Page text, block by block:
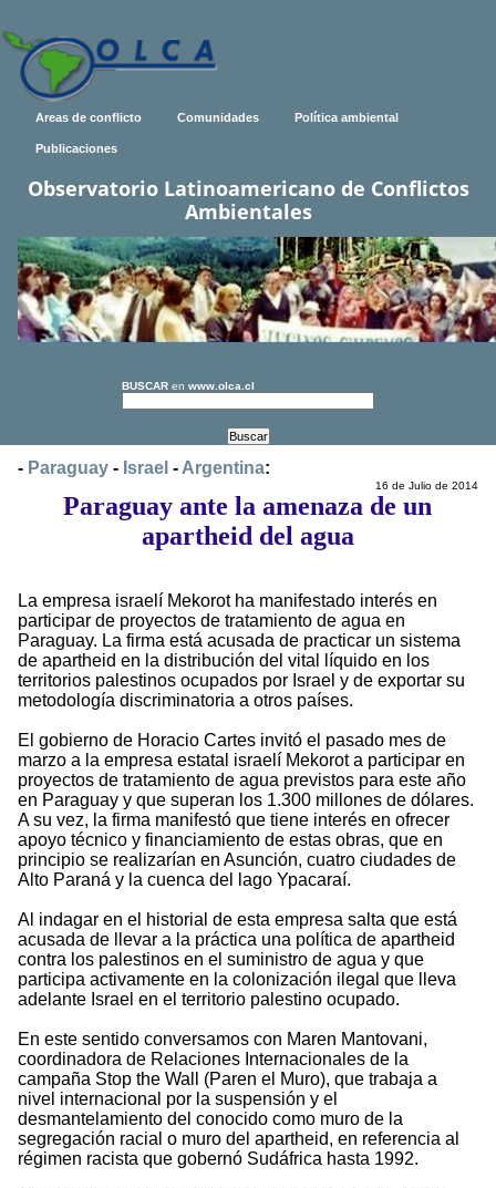
Areas de conflicto Comunidades Política ambiental
Publicaciones
Observatorio Latinoamericano de Conflictos
Ambientales
BUSCAR en www.olca.cl
- Paraguay - Israel - Argentina:
16 de Julio de 2014
Paraguay ante la amenaza de un
apartheid del agua
La empresa israelí Mekorot ha manifestado interés en
participar de proyectos de tratamiento de agua en
Paraguay. La firma está acusada de practicar un sistema
de apartheid en la distribución del vital líquido en los
territorios palestinos ocupados por Israel y de exportar su
metodología discriminatoria a otros países.
El gobierno de Horacio Cartes invitó el pasado mes de
marzo a la empresa estatal israelí Mekorot a participar en
proyectos de tratamiento de agua previstos para este año
en Paraguay y que superan los 1.300 millones de dólares.
A su vez, la firma manifestó que tiene interés en ofrecer
apoyo técnico y financiamiento de estas obras, que en
principio se realizarían en Asunción, cuatro ciudades de
Alto Paraná y la cuenca del lago Ypacaraí.
Al indagar en el historial de esta empresa salta que está
acusada de llevar a la práctica una política de apartheid
contra los palestinos en el suministro de agua y que
participa activamente en la colonización ilegal que lleva
adelante Israel en el territorio palestino ocupado.
En este sentido conversamos con Maren Mantovani,
coordinadora de Relaciones Internacionales de la
campaña Stop the Wall (Paren el Muro), que trabaja a
nivel internacional por la suspensión y el
desmantelamiento del conocido como muro de la
segregación racial o muro del apartheid, en referencia al
régimen racista que gobernó Sudáfrica hasta 1992.